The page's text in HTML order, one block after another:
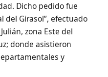
Dicho pedido fue
del Girasol”, efectuado
zona Este del
donde asistieron
y